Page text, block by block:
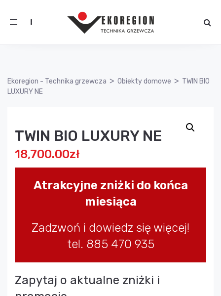
Toggle
Ekoregion - Technika grzewcza > Obiekty domowe > TWIN BIO
LUXURY NE
TWIN BIO LUXURY NE
18,700.00zł
Atrakcyjne zniżki do końca
miesiąca
Zadzwoń i dowiedz się więcej!
tel. 885 470 935
Zapytaj o aktualne zniżki i